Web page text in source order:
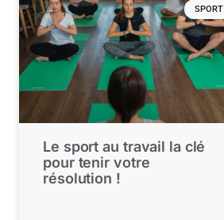
SPORT
Le sport au travail la clé
pour tenir votre
résolution !